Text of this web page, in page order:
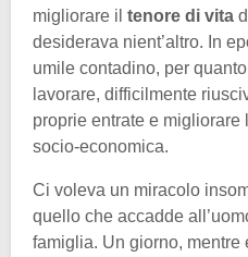
migliorare il tenore di vita
desiderava nient’altro. In
umile contadino, per
lavorare, difficilmente
proprie entrate e
socio-economica.
Ci voleva un miracolo
quello che accadde
famiglia. Un giorno, mentre